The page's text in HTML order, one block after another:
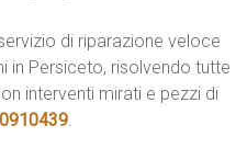
di riparazione veloce
in Persiceto, risolvendo tutte
interventi mirati e pezzi di
.